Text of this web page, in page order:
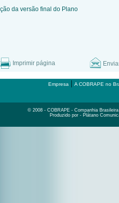
da versão final do Plano
Imprimir página
Empresa | A COBRAPE no
© 2008 - COBRAPE - Companhia
Produzido por - Plátano